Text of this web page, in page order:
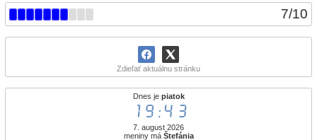
7/10
Zdieľať aktuálnu stránku
Dnes je piatok
19:43
7. august 2026
meniny má Štefánia